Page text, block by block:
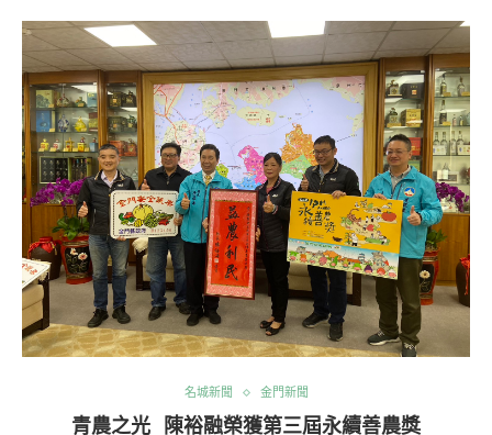
名城新聞 金門新聞
青農之光 陳裕融榮獲第三屆永續善農獎